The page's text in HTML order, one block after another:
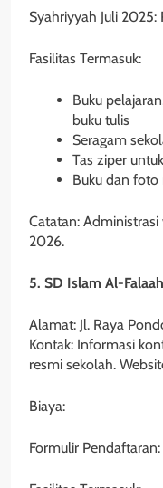
Syahriyyah Juli
Fasilitas Termasuk:
Buku
buku tulis
Seragam
Tas ziper
Buku dan foto
Catatan:
2026.
5. SD Islam Al-Falaah
Alamat: Jl. Raya
Kontak: Informasi
resmi sekolah.
Biaya:
Formulir